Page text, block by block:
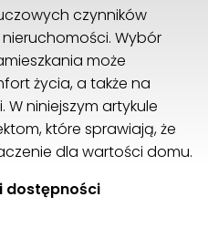
czynników
Wybór
może
życia, a także na
W niniejszym artykule
które sprawiają, że
dla wartości domu.
dostępności